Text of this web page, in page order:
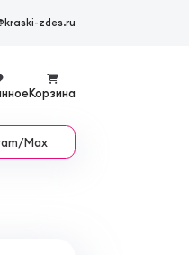
zdes.ru
Корзина
Max